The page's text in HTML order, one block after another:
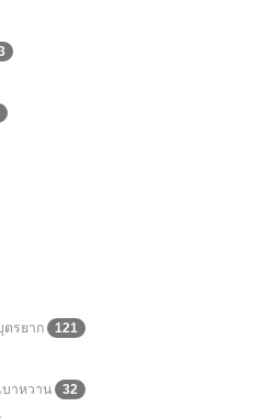
ตรยาก
121
บาหวาน
32